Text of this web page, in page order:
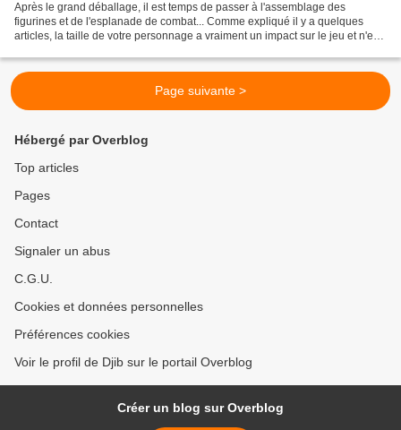
Après le grand déballage, il est temps de passer à l'assemblage des
figurines et de l'esplanade de combat... Comme expliqué il y a quelques
articles, la taille de votre personnage a vraiment un impact sur le jeu et n'est
Page suivante >
Hébergé par Overblog
Top articles
Pages
Contact
Signaler un abus
C.G.U.
Cookies et données personnelles
Préférences cookies
Voir le profil de Djib sur le portail Overblog
Créer un blog sur Overblog